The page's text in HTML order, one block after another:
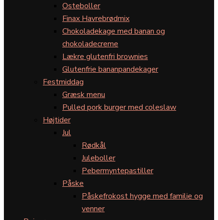
Osteboller
Finax Havrebrødmix
Chokoladekage med banan og
chokoladecreme
Lækre glutenfri brownies
Glutenfrie bananpandekager
Festmiddag
Græsk menu
Pulled pork burger med coleslaw
Højtider
Jul
Rødkål
Juleboller
Pebermyntepastiller
Påske
Påskefrokost hygge med familie og
venner